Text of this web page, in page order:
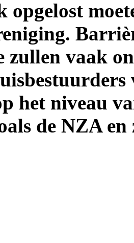
opgelost
zullen vaak
het niveau
de NZA